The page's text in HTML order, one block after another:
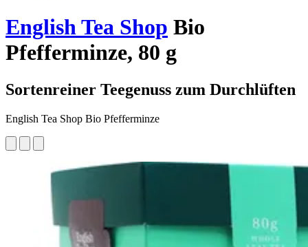
English Tea Shop Bio
Pfefferminze, 80 g
Sortenreiner Teegenuss zum Durchlüften
English Tea Shop Bio Pfefferminze